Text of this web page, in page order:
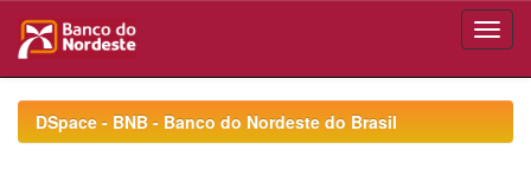
navigationDSpace - BNB - Banco do Nordeste do Brasil